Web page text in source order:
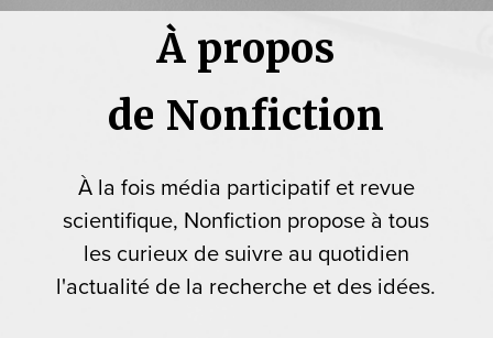
À propos
de Nonfiction
À la fois média participatif et revue
scientifique, Nonfiction propose à tous
les curieux de suivre au quotidien
l'actualité de la recherche et des idées.